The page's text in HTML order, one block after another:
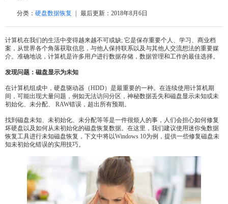
人工恢复
关于我们
关于迷你兔
分类： 硬盘数据恢复 最后更新： 2018年8月6日
计算机在我们的生活中变得越来越不可或缺; 它是保存重要个人、学习、商业档
案，从世界各个角落获取信息，与他人保持联系以及与其他人交流想法的重要媒
介。准确地说，计算机是许多用户进行数据存储，数据管理和工作的最佳选择。
发现问题：磁盘显示为未知
在计算机组成中，硬盘驱动器（HDD）是最重要的一种。在连续使用计算机期
间，可能出现大量问题，例如无法访问分区，神秘数据丢失和磁盘显示未知或未
初始化、未分配、 RAW错误，超出所有预期。
找到磁盘未知、未初始化、未分配等等是一件很烦人的事，人们会担心如何修复
坏硬盘以及如何从未初始化的磁盘恢复数据。在这里，我们建议使用迷你兔数据
恢复工具进行未知磁盘恢复，下文中将以Windows 10为例，提供一些修复磁盘未
知未初始化错误的实用技巧。